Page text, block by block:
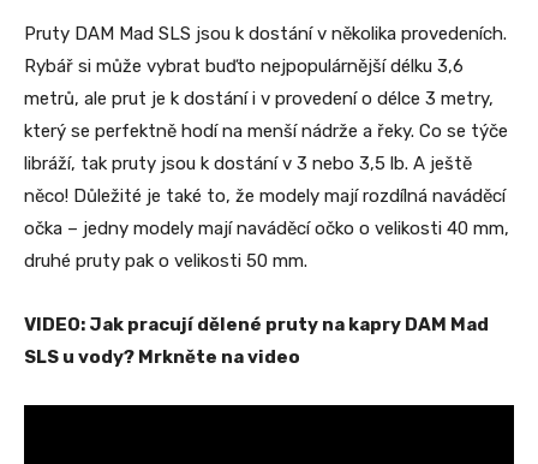
Pruty DAM Mad SLS jsou k dostání v několika provedeních.
Rybář si může vybrat buďto nejpopulárnější délku 3,6
metrů, ale prut je k dostání i v provedení o délce 3 metry,
který se perfektně hodí na menší nádrže a řeky. Co se týče
libráží, tak pruty jsou k dostání v 3 nebo 3,5 lb. A ještě
něco! Důležité je také to, že modely mají rozdílná naváděcí
očka – jedny modely mají naváděcí očko o velikosti 40 mm,
druhé pruty pak o velikosti 50 mm.
VIDEO: Jak pracují dělené pruty na kapry DAM Mad
SLS u vody? Mrkněte na video